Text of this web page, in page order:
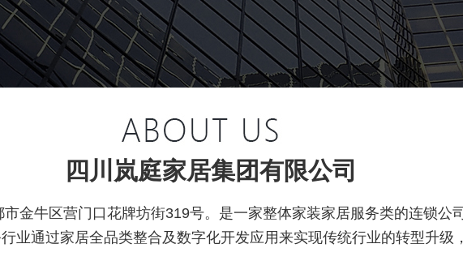
四川岚庭家居集团有限公司
金牛区营门口花牌坊街319号。是一家整体家装家居服务类的连锁
业通过家居全品类整合及数字化开发应用来实现传统行业的转型升级